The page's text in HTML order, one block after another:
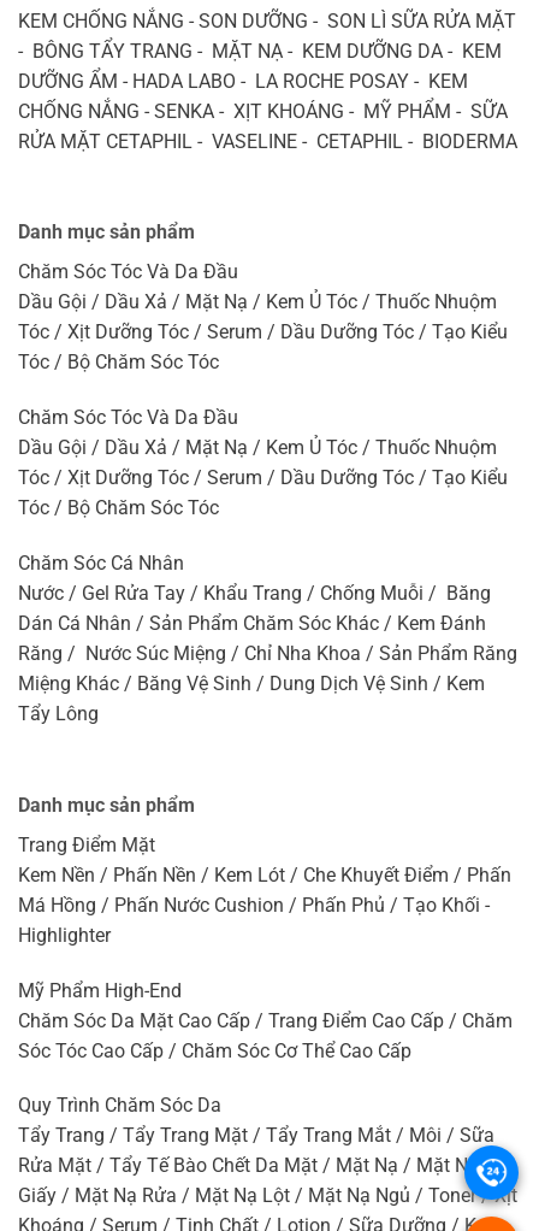
KEM CHỐNG NẮNG - SON DƯỠNG - SON LÌ SỮA RỬA MẶT
- BÔNG TẨY TRANG - MẶT NẠ - KEM DƯỠNG DA - KEM
DƯỠNG ẨM - HADA LABO - LA ROCHE POSAY - KEM
CHỐNG NẮNG - SENKA - XỊT KHOÁNG - MỸ PHẨM - SỮA
RỬA MẶT CETAPHIL - VASELINE - CETAPHIL - BIODERMA
Danh mục sản phẩm
Chăm Sóc Tóc Và Da Đầu
Dầu Gội / Dầu Xả / Mặt Nạ / Kem Ủ Tóc / Thuốc Nhuộm
Tóc / Xịt Dưỡng Tóc / Serum / Dầu Dưỡng Tóc / Tạo Kiểu
Tóc / Bộ Chăm Sóc Tóc
Chăm Sóc Tóc Và Da Đầu
Dầu Gội / Dầu Xả / Mặt Nạ / Kem Ủ Tóc / Thuốc Nhuộm
Tóc / Xịt Dưỡng Tóc / Serum / Dầu Dưỡng Tóc / Tạo Kiểu
Tóc / Bộ Chăm Sóc Tóc
Chăm Sóc Cá Nhân
Nước / Gel Rửa Tay / Khẩu Trang / Chống Muỗi / Băng
Dán Cá Nhân / Sản Phẩm Chăm Sóc Khác / Kem Đánh
Răng / Nước Súc Miệng / Chỉ Nha Khoa / Sản Phẩm Răng
Miệng Khác / Băng Vệ Sinh / Dung Dịch Vệ Sinh / Kem
Tẩy Lông
Danh mục sản phẩm
Trang Điểm Mặt
Kem Nền / Phấn Nền / Kem Lót / Che Khuyết Điểm / Phấn
Má Hồng / Phấn Nước Cushion / Phấn Phủ / Tạo Khối -
Highlighter
Mỹ Phẩm High-End
Chăm Sóc Da Mặt Cao Cấp / Trang Điểm Cao Cấp / Chăm
Sóc Tóc Cao Cấp / Chăm Sóc Cơ Thể Cao Cấp
Quy Trình Chăm Sóc Da
Tẩy Trang / Tẩy Trang Mặt / Tẩy Trang Mắt / Môi / Sữa
Rửa Mặt / Tẩy Tế Bào Chết Da Mặt / Mặt Nạ / Mặt Nạ
Giấy / Mặt Nạ Rửa / Mặt Nạ Lột / Mặt Nạ Ngủ / Toner / Xịt
Khoáng / Serum / Tinh Chất / Lotion / Sữa Dưỡng / Kem
.